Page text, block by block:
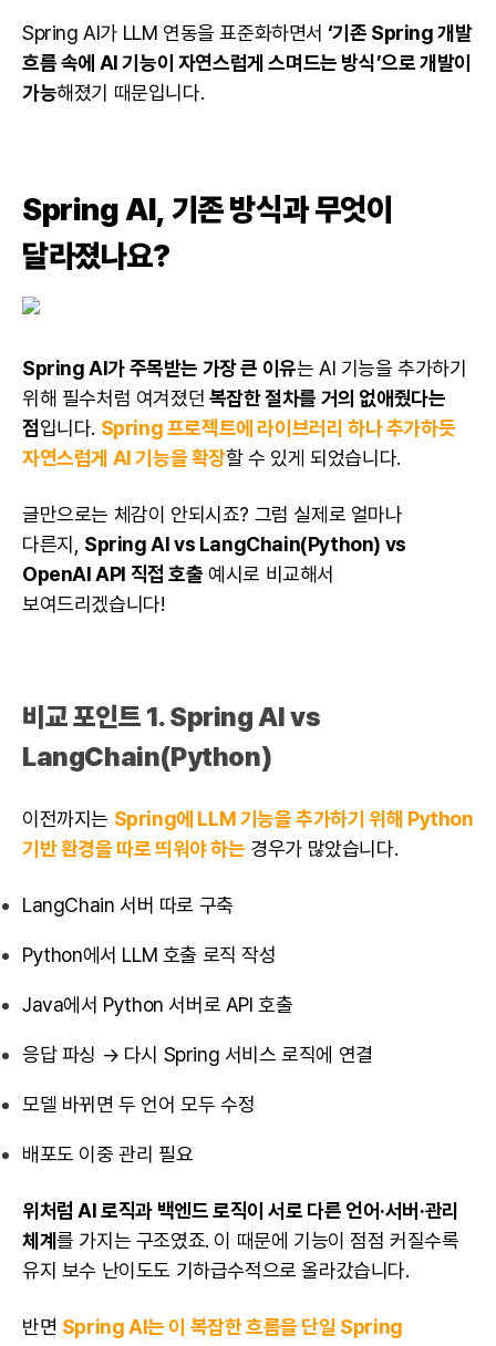
Spring AI가 LLM 연동을 표준화하면서 ‘기존 Spring 개발
흐름 속에 AI 기능이 자연스럽게 스며드는 방식’으로 개발이
가능해졌기 때문입니다.
Spring AI, 기존 방식과 무엇이
달라졌나요?
Spring AI가 주목받는 가장 큰 이유는 AI 기능을 추가하기
위해 필수처럼 여겨졌던 복잡한 절차를 거의 없애줬다는
점입니다. Spring 프로젝트에 라이브러리 하나 추가하듯
자연스럽게 AI 기능을 확장할 수 있게 되었습니다.
글만으로는 체감이 안되시죠? 그럼 실제로 얼마나
다른지, Spring AI vs LangChain(Python) vs
OpenAI API 직접 호출 예시로 비교해서
보여드리겠습니다!
비교 포인트 1. Spring AI vs
LangChain(Python)
이전까지는 Spring에 LLM 기능을 추가하기 위해 Python
기반 환경을 따로 띄워야 하는 경우가 많았습니다.
LangChain 서버 따로 구축
Python에서 LLM 호출 로직 작성
Java에서 Python 서버로 API 호출
응답 파싱 → 다시 Spring 서비스 로직에 연결
모델 바뀌면 두 언어 모두 수정
배포도 이중 관리 필요
위처럼 AI 로직과 백엔드 로직이 서로 다른 언어·서버·관리
체계를 가지는 구조였죠. 이 때문에 기능이 점점 커질수록
유지 보수 난이도도 기하급수적으로 올라갔습니다.
반면 Spring AI는 이 복잡한 흐름을 단일 Spring